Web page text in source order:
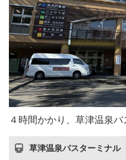
４時間かかり、草津温泉
草津温泉バスターミナル